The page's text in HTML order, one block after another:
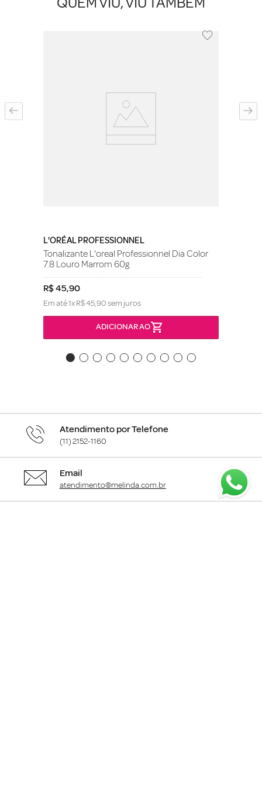
L'ORÉAL PROFESSIONNEL
Tonalizante L'oreal Professionnel Dia Color
7.8 Louro Marrom 60g
R$45,90
Em até1xR$45,90sem juros
ADICIONAR AO
Atendimento por Telefone
(11) 2152-1160
Email
atendimento@melinda.com.br